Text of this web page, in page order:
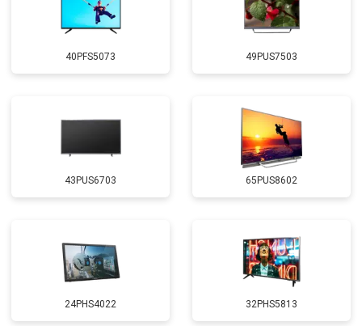
40PFS5073 49PUS7503
43PUS6703 65PUS8602
24PHS4022 32PHS5813